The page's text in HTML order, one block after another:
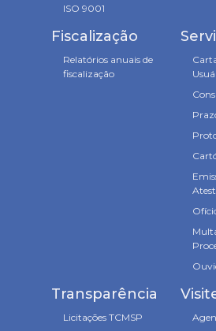
ISO 9001
Fiscalização
Relatórios anuais de
fiscalização
Transparência
Licitações TCMSP